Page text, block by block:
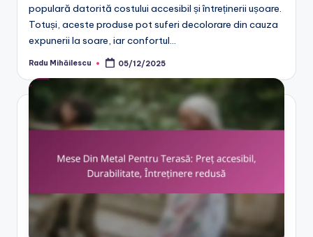
populară datorită costului accesibil și întreținerii ușoare.
Totuși, aceste produse pot suferi decolorare din cauza
expunerii la soare, iar confortul…
Posted
Radu Mihăilescu 05/12/2025